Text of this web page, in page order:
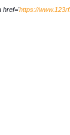
href='https://